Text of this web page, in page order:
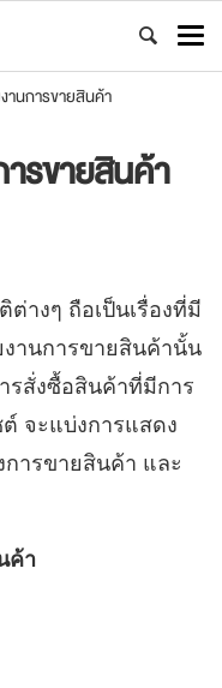
านการขายสินค้า
รขายสินค้า
างๆ ถือเป็นเรื่องที่มี
านการขายสินค้านั้น
รสั่งซื้อสินค้าที่มีการ
จะแบ่งการแสดง
ารขายสินค้า และ
ค้า